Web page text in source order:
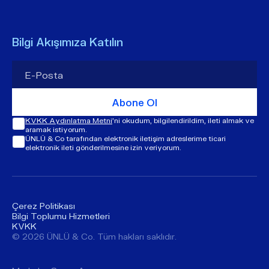
Bilgi Akışımıza Katılın
Abone Ol
ÜNLÜ & Co tarafından elektronik iletişim adreslerime ticari
elektronik ileti gönderilmesine izin veriyorum.
KVKK Aydınlatma Metni'ni okudum, bilgilendirildim, ileti almak ve
aramak istiyorum.
Çerez Politikası
Bilgi Toplumu Hizmetleri
KVKK
© ​​2026 ÜNLÜ & Co. Tüm hakları saklıdır.